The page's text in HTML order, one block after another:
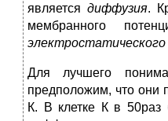
являетсядиффузия.
мембранного
Для лучшего
предположим, что они
К. В клетке К в 50раз